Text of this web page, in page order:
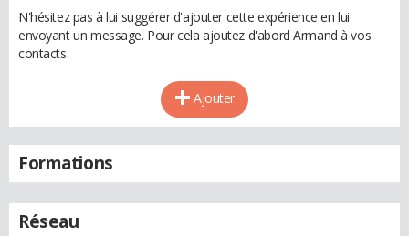
N'hésitez pas à lui suggérer d'ajouter cette expérience en lui
envoyant un message. Pour cela ajoutez d'abord Armand à vos
contacts.
Ajouter
Formations
Réseau